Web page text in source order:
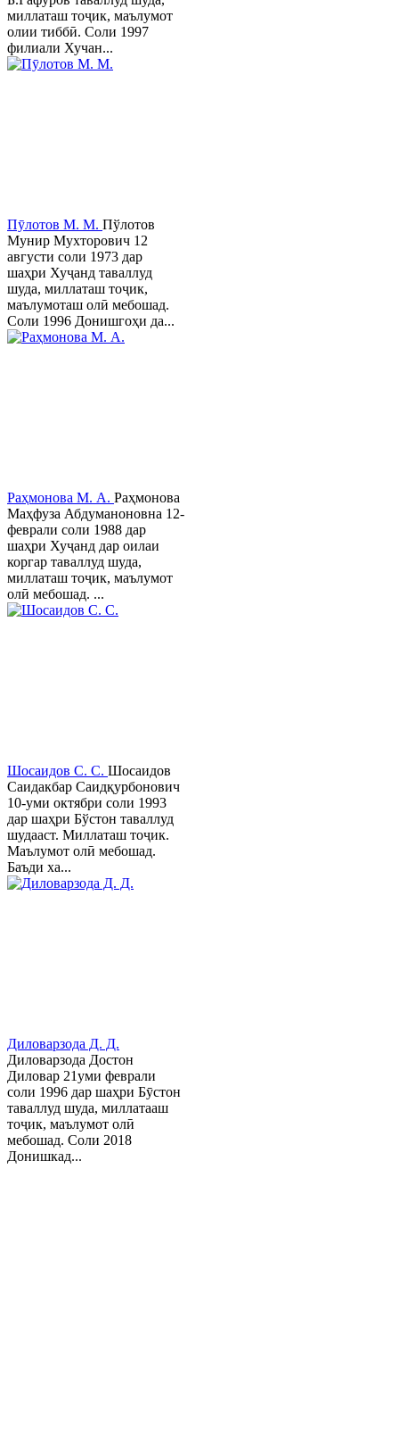
миллаташ тоҷик, маълумот
олии тиббӣ. Соли 1997
филиали Хучан...
Пӯлотов М. М. Пўлотов
Мунир Мухторович 12
августи соли 1973 дар
шаҳри Хуҷанд таваллуд
шуда, миллаташ тоҷик,
маълумоташ олӣ мебошад.
Соли 1996 Донишгоҳи да...
Раҳмонова М. А. Раҳмонова
Маҳфуза Абдуманоновна 12-
феврали соли 1988 дар
шаҳри Хуҷанд дар оилаи
коргар таваллуд шуда,
миллаташ тоҷик, маълумот
олӣ мебошад. ...
Шосаидов С. С. Шосаидов
Саидакбар Саидқурбонович
10-уми октябри соли 1993
дар шаҳри Бўстон таваллуд
шудааст. Миллаташ тоҷик.
Маълумот олӣ мебошад.
Баъди ха...
Диловарзода Д. Д.
Диловарзода Достон
Диловар 21уми феврали
соли 1996 дар шаҳри Бӯстон
таваллуд шуда, миллатааш
тоҷик, маълумот олӣ
мебошад. Соли 2018
Донишкад...